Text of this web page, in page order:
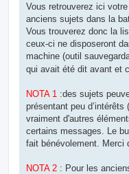
Vous retrouverez ici
anciens sujets dans la
Vous trouverez donc la
ceux-ci ne disposeront
machine (outil
qui avait été dit avant et
NOTA 1 :des sujets
présentant peu
vraiment d'autres
certains messages. Le
fait bénévolement. Merci
NOTA 2 : Pour les